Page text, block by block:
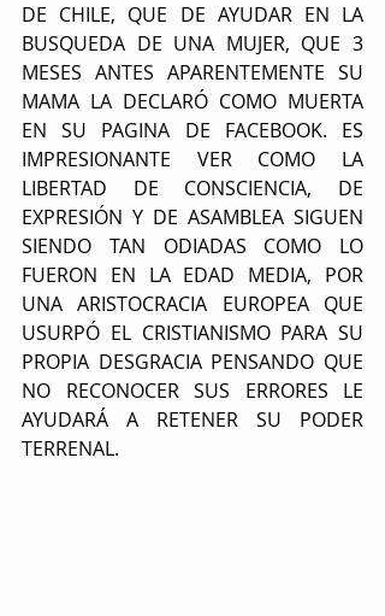
DE CHILE, QUE DE AYUDAR EN LA
BUSQUEDA DE UNA MUJER, QUE 3
MESES ANTES APARENTEMENTE SU
MAMA LA DECLARÓ COMO MUERTA
EN SU PAGINA DE FACEBOOK. ES
IMPRESIONANTE VER COMO LA
LIBERTAD DE CONSCIENCIA, DE
EXPRESIÓN Y DE ASAMBLEA SIGUEN
SIENDO TAN ODIADAS COMO LO
FUERON EN LA EDAD MEDIA, POR
UNA ARISTOCRACIA EUROPEA QUE
USURPÓ EL CRISTIANISMO PARA SU
PROPIA DESGRACIA PENSANDO QUE
NO RECONOCER SUS ERRORES LE
AYUDARÁ A RETENER SU PODER
TERRENAL.